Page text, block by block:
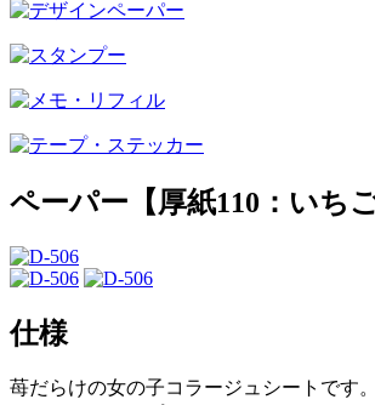
ペーパー【厚紙110：いち
仕様
苺だらけの女の子コラージュシートです。